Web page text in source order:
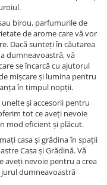
birou, parfumurile de
de arome care vă vor
Dacă sunteți în căutarea
dumneavoastră, vă
se încarcă cu ajutorul
mișcare și lumina pentru
în timpul nopții.
și accesorii pentru
tot ce aveți nevoie
mod eficient și plăcut.
casa și grădina în spații
Casa și Grădină. Vă
aveți nevoie pentru a crea
dumneavoastră